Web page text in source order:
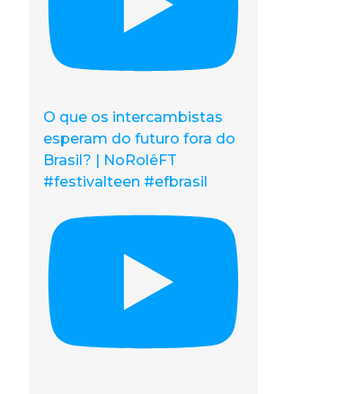
O que os intercambistas
esperam do futuro fora do
Brasil? | NoRolêFT
#festivalteen #efbrasil